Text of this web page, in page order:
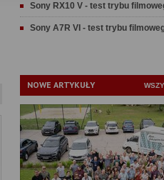
Sony RX10 V - test trybu
Sony A7R VI - test trybu
NOWE ARTYKUŁY